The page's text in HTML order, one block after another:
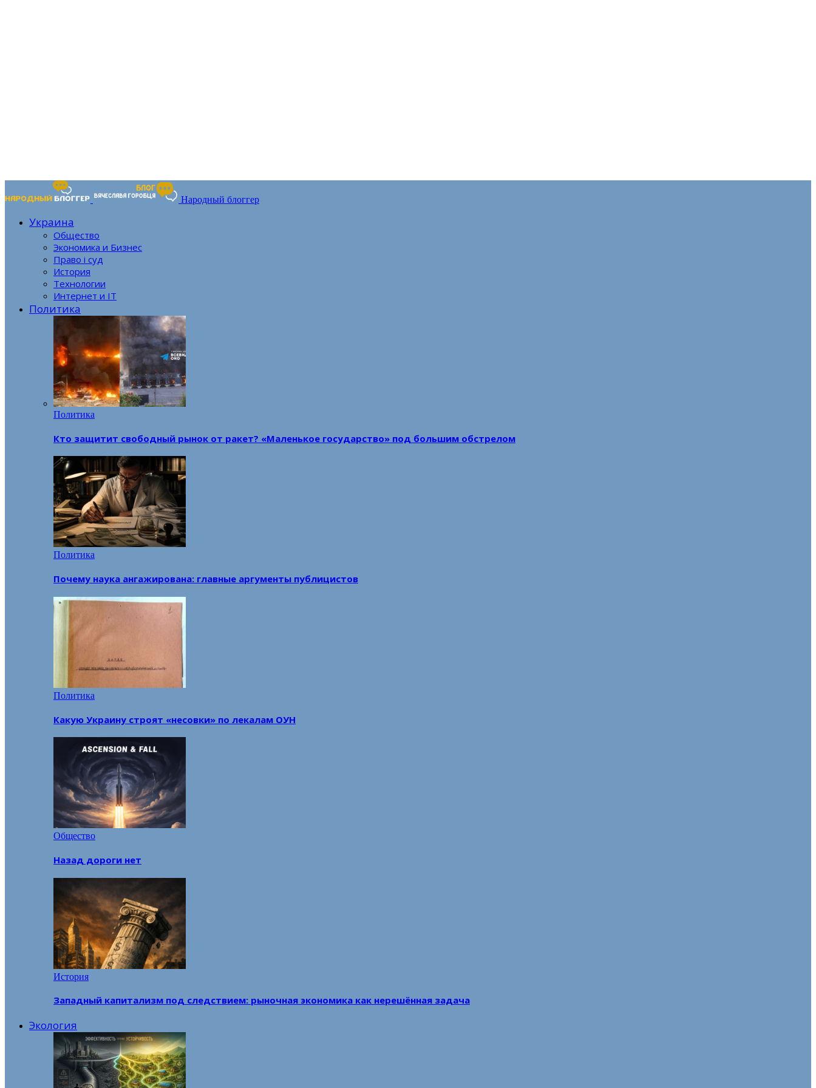
Народный блоггер
Украина
Общество
Экономика и Бизнес
Право і суд
История
Технологии
Интернет и IT
Политика
Политика
Кто защитит свободный рынок от ракет? «Маленькое государство» под большим обстрелом
Политика
Почему наука ангажирована: главные аргументы публицистов
Политика
Какую Украину строят «несовки» по лекалам ОУН
Общество
Назад дороги нет
История
Западный капитализм под следствием: рыночная экономика как нерешённая задача
Экология